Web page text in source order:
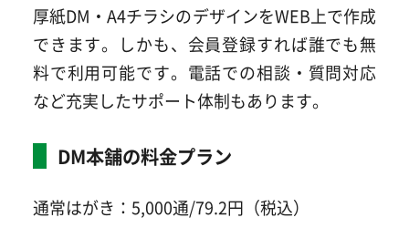
厚紙DM・A4チラシのデザインをWEB上で作成
できます。しかも、会員登録すれば誰でも無
料で利用可能です。電話での相談・質問対応
など充実したサポート体制もあります。
DM本舗の料金プラン
通常はがき：5,000通/79.2円（税込）